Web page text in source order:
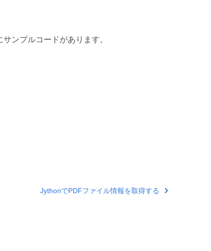
ンプルコードがあります。
JythonでPDFファイル情報を取得する